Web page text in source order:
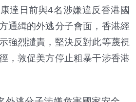
達日前與4名涉嫌違反香港國
通緝的外逃分子會面，香港經
強烈譴責，堅決反對此等蔑視
，敦促美方停止粗暴干涉香港